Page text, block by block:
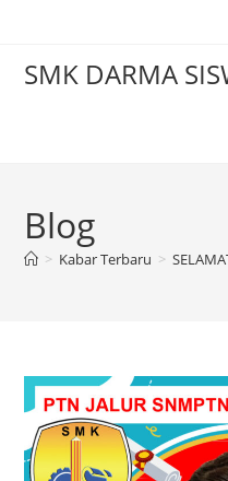
contentSMK DARMA
Blog
> Kabar Terbaru >